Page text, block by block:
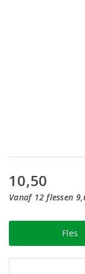
10,50
Vanaf 12 flessen
Fles